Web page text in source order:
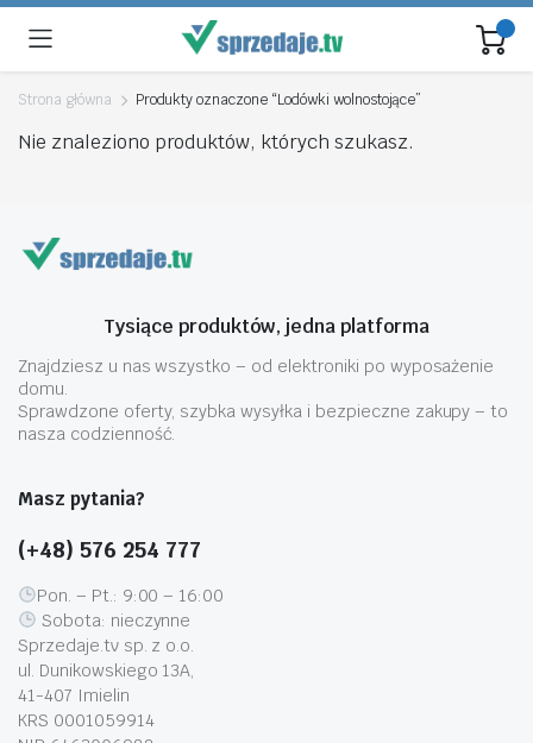
Strona główna Produkty oznaczone “Lodówki wolnostojące”
Nie znaleziono produktów, których szukasz.
Tysiące produktów, jedna platforma
Znajdziesz u nas wszystko – od elektroniki po wyposażenie
domu.
Sprawdzone oferty, szybka wysyłka i bezpieczne zakupy – to
nasza codzienność.
Masz pytania?
(+48) 576 254 777
Pon. – Pt.: 9:00 – 16:00
Sobota: nieczynne
Sprzedaje.tv sp. z o.o.
ul. Dunikowskiego 13A,
41-407 Imielin
KRS 0001059914